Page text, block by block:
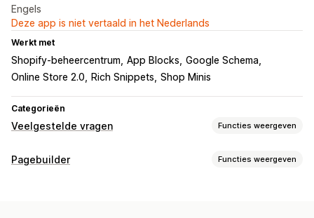
Engels
Deze app is niet vertaald in het Nederlands
Werkt met
Shopify-beheercentrum App Blocks Google Schema
Online Store 2.0
Rich Snippets Shop Minis
Categorieën
Veelgestelde vragen Functies weergeven
Bewerkingstools
Pagebuilder Functies weergeven